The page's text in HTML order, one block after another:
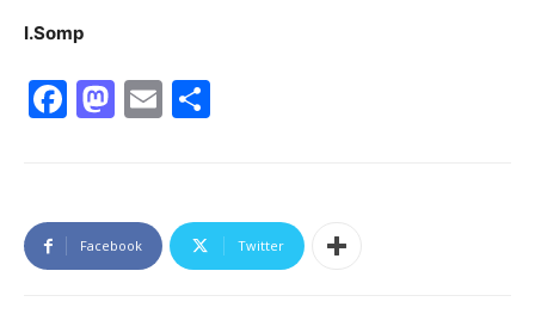
I.Somp
Facebook
Mastodon
Email
Facebook Twitter